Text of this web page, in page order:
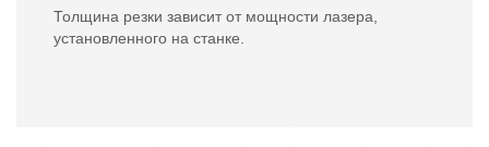
Толщина резки зависит от мощности лазера,
установленного на станке.